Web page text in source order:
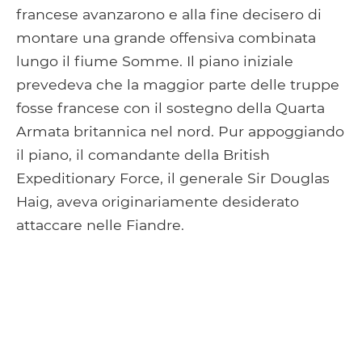
francese avanzarono e alla fine decisero di
montare una grande offensiva combinata
lungo il fiume Somme. Il piano iniziale
prevedeva che la maggior parte delle truppe
fosse francese con il sostegno della Quarta
Armata britannica nel nord. Pur appoggiando
il piano, il comandante della British
Expeditionary Force, il generale Sir Douglas
Haig, aveva originariamente desiderato
attaccare nelle Fiandre.